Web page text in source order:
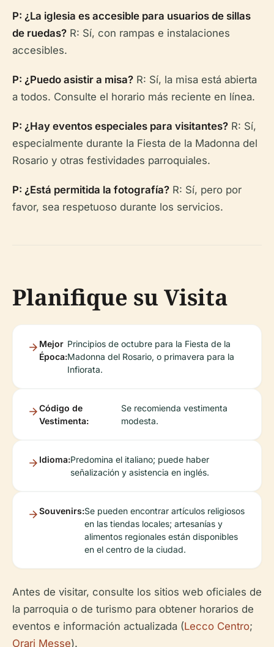
P: ¿La iglesia es accesible para usuarios de sillas
de ruedas? R: Sí, con rampas e instalaciones
accesibles.
P: ¿Puedo asistir a misa? R: Sí, la misa está abierta
a todos. Consulte el horario más reciente en línea.
P: ¿Hay eventos especiales para visitantes? R: Sí,
especialmente durante la Fiesta de la Madonna del
Rosario y otras festividades parroquiales.
P: ¿Está permitida la fotografía? R: Sí, pero por
favor, sea respetuoso durante los servicios.
Planifique su Visita
Mejor
Época:
Principios de octubre para la Fiesta de la
Madonna del Rosario, o primavera para la
Infiorata.
Código de
Vestimenta:
Se recomienda vestimenta
modesta.
Idioma:Predomina el italiano; puede haber
señalización y asistencia en inglés.
Souvenirs:Se pueden encontrar artículos religiosos
en las tiendas locales; artesanías y
alimentos regionales están disponibles
en el centro de la ciudad.
Antes de visitar, consulte los sitios web oficiales de
la parroquia o de turismo para obtener horarios de
eventos e información actualizada (Lecco Centro;
Orari Messe).